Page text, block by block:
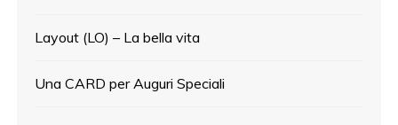
Layout (LO) – La bella vita
Una CARD per Auguri Speciali